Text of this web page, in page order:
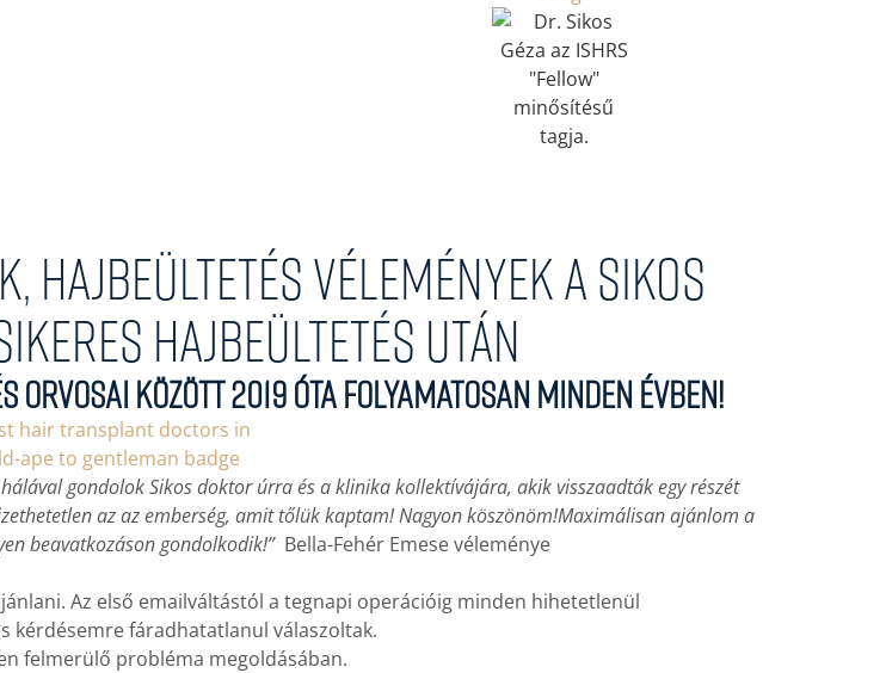
hajbeültetés vélemények a Sikos
hajbeültetés után
orvosai között 2019 óta folyamatosan minden évben!
gondolok Sikos doktor úrra és a klinika kollektívájára, akik visszaadták egy részét
az az emberség, amit tőlük kaptam! Nagyon köszönöm!Maximálisan ajánlom a
beavatkozáson gondolkodik!” Bella-Fehér Emese véleménye
Az első emailváltástól a tegnapi operációig minden hihetetlenül
kérdésemre fáradhatatlanul válaszoltak.
felmerülő probléma megoldásában.